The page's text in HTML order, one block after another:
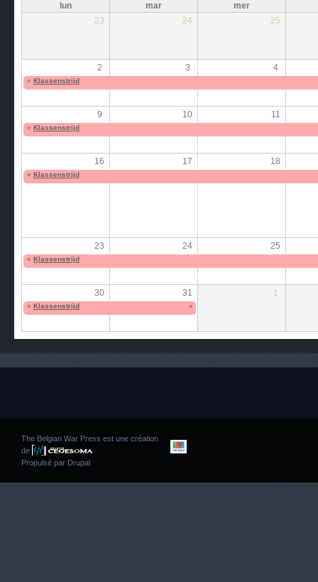
lun mar
mer
23
24 25
2 3 4
« Klassenstrijd
9 10 11
« Klassenstrijd
16 17 18
« Klassenstrijd
23 24 25
« Klassenstrijd
30 31 1
« Klassenstrijd »
The Belgian War Press est une création
de
Propulsé par Drupal